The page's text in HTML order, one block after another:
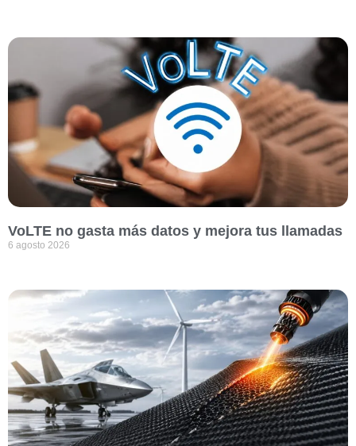
VoLTE no gasta más datos y mejora tus llamadas
6 agosto 2026